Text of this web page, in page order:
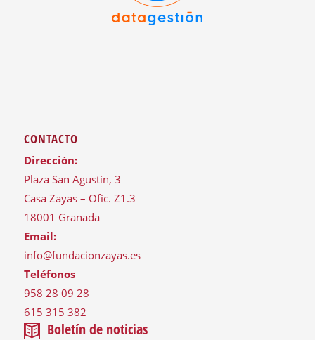
CONTACTO
Dirección:
Plaza San Agustín, 3
Casa Zayas – Ofic. Z1.3
18001 Granada
Email:
info@fundacionzayas.es
Teléfonos
958 28 09 28
615 315 382
Boletín de noticias